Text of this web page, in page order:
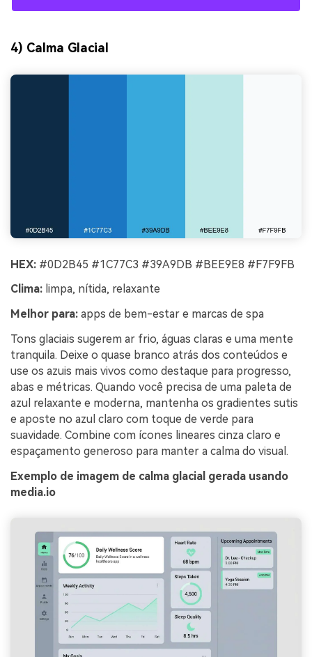
4) Calma Glacial
HEX: #0D2B45 #1C77C3 #39A9DB #BEE9E8 #F7F9FB
Clima: limpa, nítida, relaxante
Melhor para: apps de bem-estar e marcas de spa
Tons glaciais sugerem ar frio, águas claras e uma mente
tranquila. Deixe o quase branco atrás dos conteúdos e
use os azuis mais vivos como destaque para progresso,
abas e métricas. Quando você precisa de uma paleta de
azul relaxante e moderna, mantenha os gradientes sutis
e aposte no azul claro com toque de verde para
suavidade. Combine com ícones lineares cinza claro e
espaçamento generoso para manter a calma do visual.
Exemplo de imagem de calma glacial gerada usando
media.io